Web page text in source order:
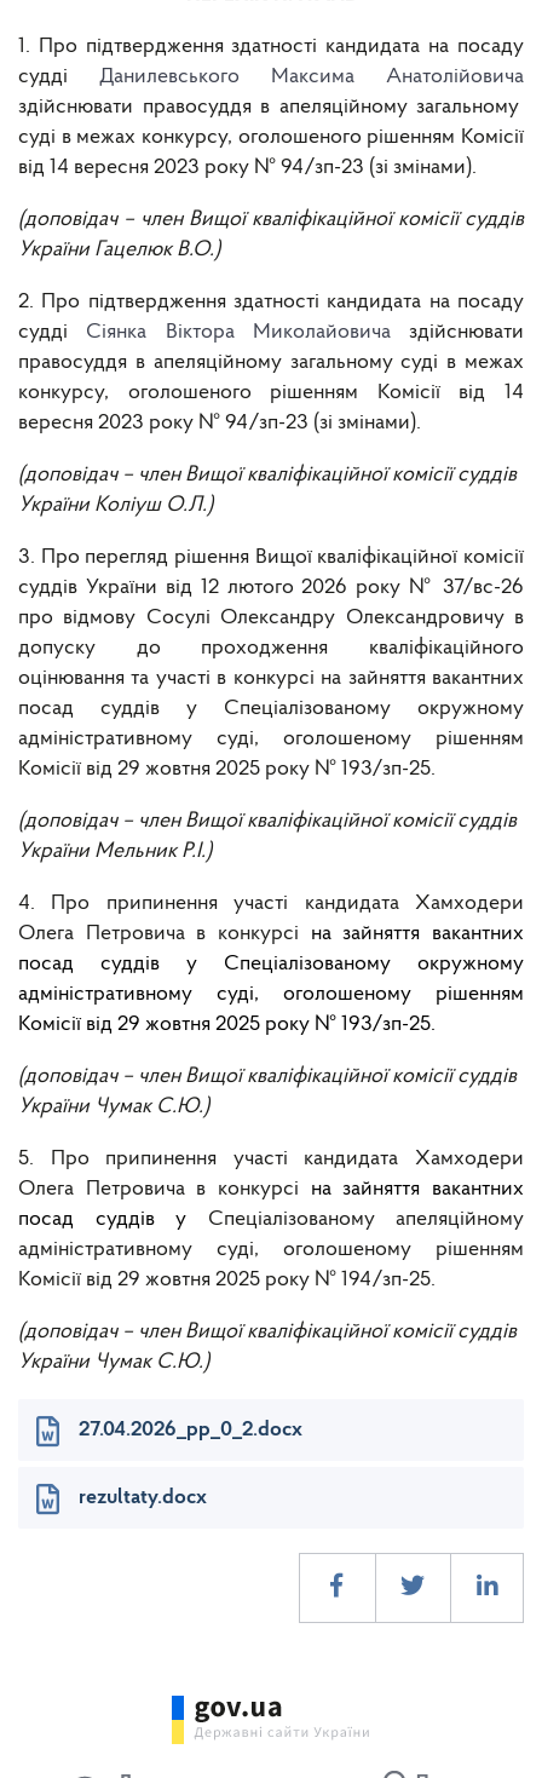
1. Про підтвердження здатності кандидата на посаду
судді Данилевського Максима Анатолійовича
здійснювати правосуддя в апеляційному загальному
суді в межах конкурсу, оголошеного рішенням Комісії
від 14 вересня 2023 року № 94/зп-23 (зі змінами).
(доповідач – член Вищої кваліфікаційної комісії суддів
України Гацелюк В.О.)
2. Про підтвердження здатності кандидата на посаду
судді Сіянка Віктора Миколайовичаздійснювати
правосуддя в апеляційному загальному суді в межах
конкурсу, оголошеного рішенням Комісії від 14
вересня 2023 року № 94/зп-23 (зі змінами).
(доповідач – член Вищої кваліфікаційної комісії суддів
України Коліуш О.Л.)
3. Про перегляд рішення Вищої кваліфікаційної комісії
суддів України від 12 лютого 2026 року № 37/вс-26
про відмову Сосулі Олександру Олександровичу в
допуску до проходження кваліфікаційного
оцінювання та участі в конкурсі на зайняття вакантних
посад суддів у Спеціалізованому окружному
адміністративному суді, оголошеному рішенням
Комісії від 29 жовтня 2025 року № 193/зп-25.
(доповідач – член Вищої кваліфікаційної комісії суддів
України Мельник Р.І.)
4. Про припинення участі кандидатаХамходери
Олега Петровичав конкурсі на зайняття вакантних
посад суддів у Спеціалізованому окружному
адміністративному суді, оголошеному рішенням
Комісії від 29 жовтня 2025 року № 193/зп-25.
(доповідач – член Вищої кваліфікаційної комісії суддів
України Чумак С.Ю.)
5. Про припинення участі кандидатаХамходери
Олега Петровичав конкурсі на зайняття вакантних
посад суддів у Спеціалізованому апеляційному
адміністративному суді, оголошеному рішенням
Комісії від 29 жовтня 2025 року № 194/зп-25.
(доповідач – член Вищої кваліфікаційної комісії суддів
України Чумак С.Ю.)
27.04.2026_pp_0_2.docx
rezultaty.docx